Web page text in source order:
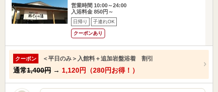
営業時間 10:00～24:00
入浴料金 850円～
日帰り 子連れOK
クーポンあり
クーポン ＜平日のみ＞入館料＋追加岩盤浴着 割引
通常1,400円 → 1,120円（280円お得！）